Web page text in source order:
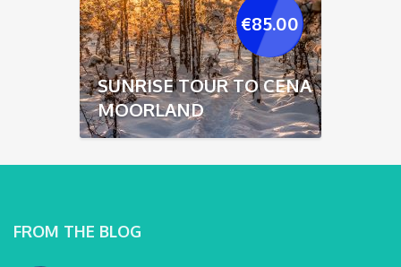
€85.00
SUNRISE TOUR TO CENA
MOORLAND
FROM THE BLOG